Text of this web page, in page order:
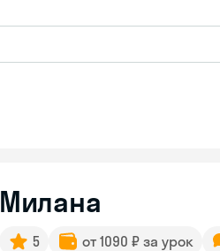
Милана
5 от 1090 ₽ за урок